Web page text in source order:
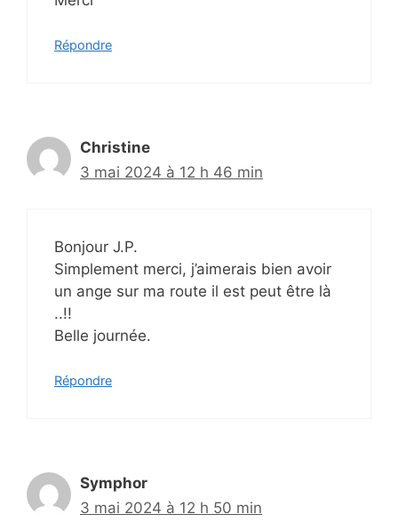
Répondre
Christine
3 mai 2024 à 12 h 46 min
Bonjour J.P.
Simplement merci, j’aimerais bien avoir
un ange sur ma route il est peut être là
..!!
Belle journée.
Répondre
Symphor
3 mai 2024 à 12 h 50 min